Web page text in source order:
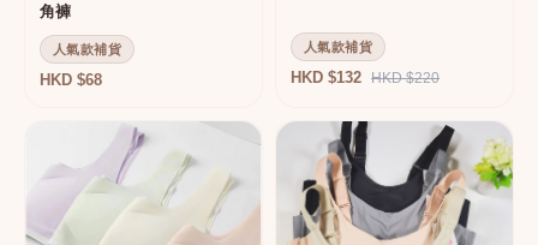
角褲
人氣款補貨
HKD $68
人氣款補貨
HKD $132 HKD $220